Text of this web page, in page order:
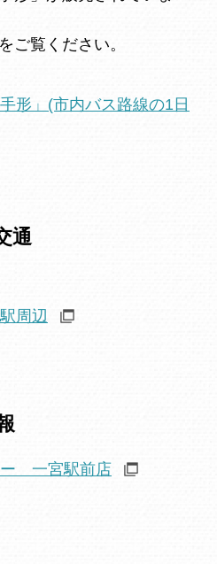
ご覧ください。
形」(市内バス路線の1日
通
周辺
ー 一宮駅前店